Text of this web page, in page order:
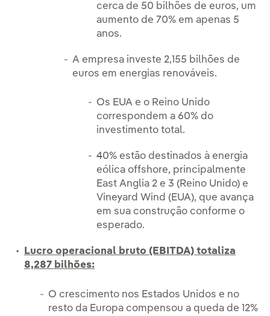
cerca de 50 bilhões de euros, um
aumento de 70% em apenas 5
anos.
A empresa investe 2,155 bilhões de
euros em energias renováveis.
Os EUA e o Reino Unido
correspondem a 60% do
investimento total.
40% estão destinados à energia
eólica offshore, principalmente
East Anglia 2 e 3 (Reino Unido) e
Vineyard Wind (EUA), que avança
em sua construção conforme o
esperado.
Lucro operacional bruto (EBITDA) totaliza
8,287 bilhões:
O crescimento nos Estados Unidos e no
resto da Europa compensou a queda de 12%